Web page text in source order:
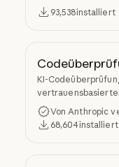
Quellcode-
93,538installiert
KI-
Von Anthropic
68,604installiert